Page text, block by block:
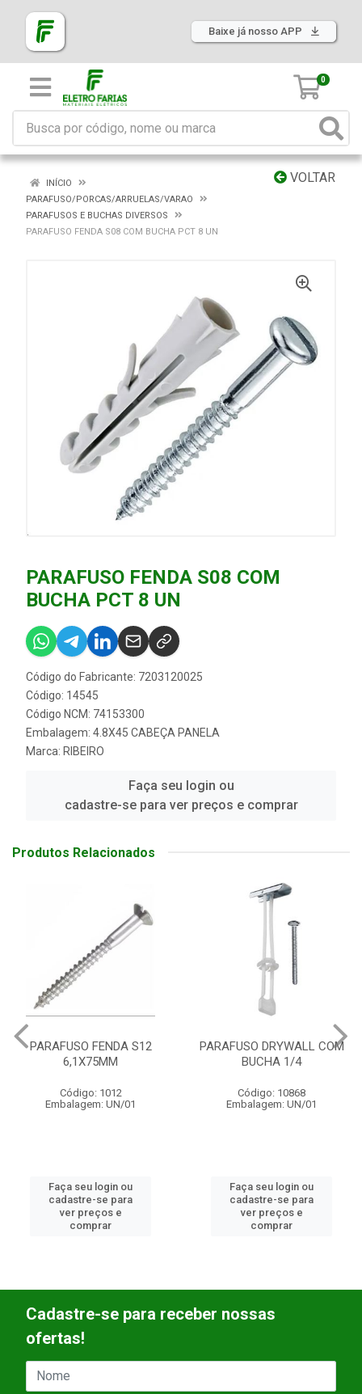
Baixe já nosso APP
0
VOLTAR
INÍCIO
PARAFUSO/PORCAS/ARRUELAS/VARAO
PARAFUSOS E BUCHAS DIVERSOS
PARAFUSO FENDA S08 COM BUCHA PCT 8 UN
PARAFUSO FENDA S08 COM
BUCHA PCT 8 UN
Código do Fabricante: 7203120025
Código: 14545
Código NCM: 74153300
Embalagem: 4.8X45 CABEÇA PANELA
Marca: RIBEIRO
Faça seu login ou
cadastre-se para ver preços e comprar
Produtos Relacionados
PARAFUSO DRYWALL COM
BUCHA 1/4
Código: 10868
Embalagem: UN/01
Faça seu login ou
cadastre-se para
ver preços e
comprar
REBITE REPUXO ALUMINIO 3
X 12 MM
Código: 1169
Embalagem: UN/01
Faça seu login ou
cadastre-se para
ver preços e
comprar
Cadastre-se para receber nossas
ofertas!